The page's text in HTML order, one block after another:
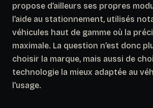
propose d’ailleurs ses propres
l’aide au stationnement, utilisés
véhicules haut de gamme où la
maximale. La question n’est donc
choisir la marque, mais aussi de
technologie la mieux adaptée au
l’usage.